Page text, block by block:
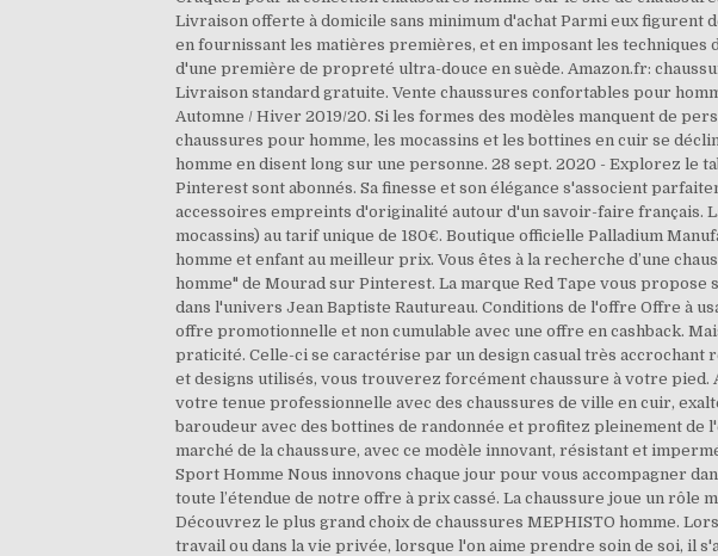
Livraison offerte à domicile sans minimum d'achat Parmi eux
en fournissant les matières premières, et en imposant les
d'une première de propreté ultra-douce en suède. Amazon.fr:
Livraison standard gratuite. Vente chaussures confortables pour
Automne / Hiver 2019/20. Si les formes des modèles manquent de
chaussures pour homme, les mocassins et les bottines en cuir se
homme en disent long sur une personne. 28 sept. 2020 - Explorez le
Pinterest sont abonnés. Sa finesse et son élégance s'associent
accessoires empreints d'originalité autour d'un savoir-faire français.
mocassins) au tarif unique de 180€. Boutique officielle Palladium
homme et enfant au meilleur prix. Vous êtes à la recherche d’une
homme" de Mourad sur Pinterest. La marque Red Tape vous
dans l'univers Jean Baptiste Rautureau. Conditions de l'offre Offre à
offre promotionnelle et non cumulable avec une offre en cashback.
praticité. Celle-ci se caractérise par un design casual très accrochant
et designs utilisés, vous trouverez forcément chaussure à votre
votre tenue professionnelle avec des chaussures de ville en cuir,
baroudeur avec des bottines de randonnée et profitez pleinement de
marché de la chaussure, avec ce modèle innovant, résistant et
Sport Homme Nous innovons chaque jour pour vous accompagner
toute l’étendue de notre offre à prix cassé. La chaussure joue un
Découvrez le plus grand choix de chaussures MEPHISTO homme.
travail ou dans la vie privée, lorsque l'on aime prendre soin de soi, il